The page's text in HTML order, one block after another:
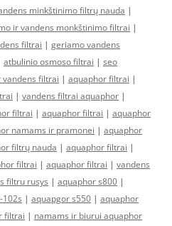
minkštinimo filtrų nauda |
ir vandens monkštinimo filtrai |
filtrai | geriamo vandens
atbulinio osmoso filtrai | seo
vandens filtrai | aquaphor filtrai |
| vandens filtrai aquaphor |
filtrai | aquaphor filtrai | aquaphor
namams ir pramonei | aquaphor
filtrų nauda | aquaphor filtrai |
filtrai | aquaphor filtrai | vandens
filtru rusys | aquaphor s800 |
| aquapgor s550 | aquaphor
filtrai | namams ir biurui aquaphor